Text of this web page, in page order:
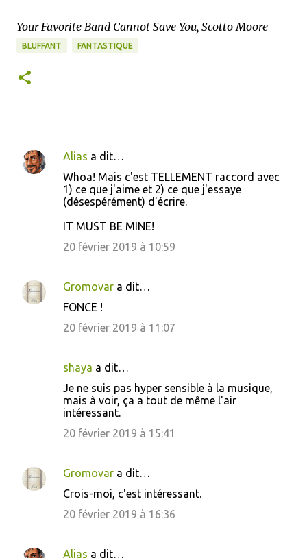
Your Favorite Band Cannot Save You, Scotto Moore
BLUFFANT FANTASTIQUE
C
t
a
Alias a dit…
Whoa! Mais c'est TELLEMENT raccord avec
1) ce que j'aime et 2) ce que j'essaye
(désespérément) d'écrire.
IT MUST BE MINE!
20 février 2019 à 10:59
Gromovar a dit…
FONCE !
20 février 2019 à 11:07
shaya a dit…
Je ne suis pas hyper sensible à la musique,
mais à voir, ça a tout de même l'air
intéressant.
20 février 2019 à 15:41
Gromovar a dit…
Crois-moi, c'est intéressant.
20 février 2019 à 16:36
Alias a dit…